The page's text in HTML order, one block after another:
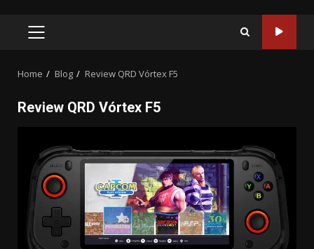
PRIMARY
Home Blog Review QRD Vórtex F5
Review QRD Vórtex F5